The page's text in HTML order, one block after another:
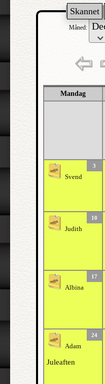
Skannet
Måned:
Mandag
3
Svend
10
Judith
17
Albina
24
Adam
Juleaften